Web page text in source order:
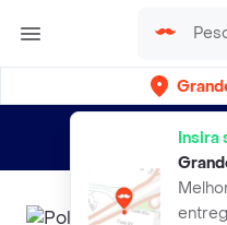
Insira
Entregas